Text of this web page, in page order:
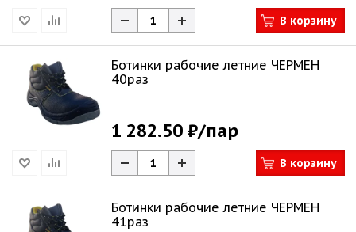
В корзину
Ботинки рабочие летние ЧЕРМЕН
40раз
1 282.50 ₽/пар
В корзину
Ботинки рабочие летние ЧЕРМЕН
41раз